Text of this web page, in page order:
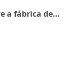
a fábrica de